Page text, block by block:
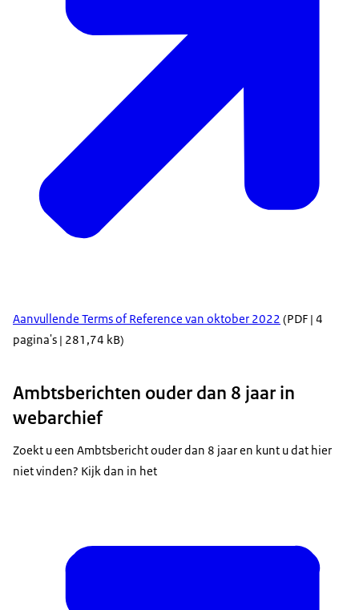
Aanvullende Terms of Reference van oktober 2022 (PDF | 4
pagina's | 281,74 kB)
Ambtsberichten ouder dan 8 jaar in
webarchief
Zoekt u een Ambtsbericht ouder dan 8 jaar en kunt u dat hier
niet vinden? Kijk dan in het